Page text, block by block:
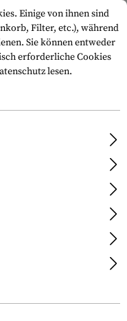
Einige von ihnen sind
Filter, etc.), während
Sie können entweder
erforderliche Cookies
lesen.